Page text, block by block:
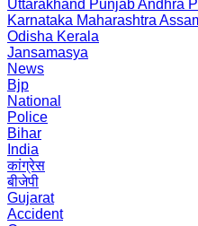
Uttarakhand PunjabAndhra
Karnataka Maharashtra
Odisha Kerala
Jansamasya
News
Bjp
National
Police
Bihar
India
कांग्रेस
बीजेपी
Gujarat
Accident